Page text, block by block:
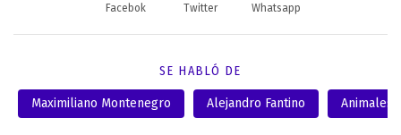
Facebok Twitter Whatsapp
SE HABLÓ DE
Maximiliano Montenegro Alejandro Fantino Animales